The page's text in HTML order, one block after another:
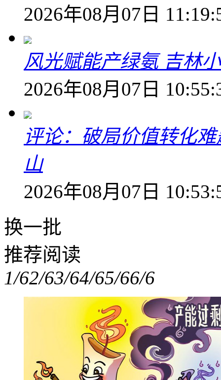
2026年08月07日
风光赋能产绿氨 吉林
2026年08月07日
评论：破局价值转化
山
2026年08月07日
换一批
推荐阅读
1/62/63/64/65/66/6